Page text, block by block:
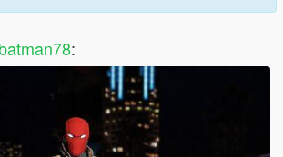
batman78: